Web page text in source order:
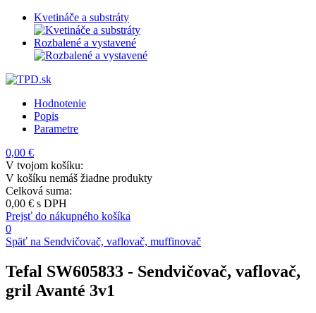
Kvetináče a substráty
Rozbalené a vystavené
Hodnotenie
Popis
Parametre
0,00 €
V tvojom košíku:
V košíku nemáš žiadne produkty
Celková suma:
0,00 € s DPH
Prejsť do nákupného košíka
0
Späť na Sendvičovač, vaflovač, muffinovač
Tefal SW605833 - Sendvičovač, vaflovač,
gril Avanté 3v1